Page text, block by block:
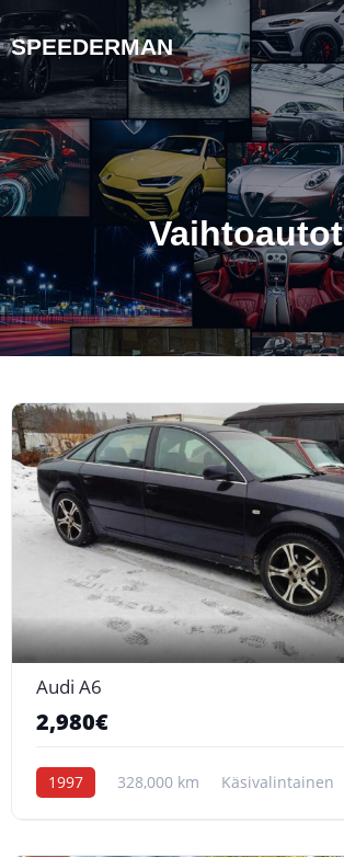
SPEEDERMAN
Vaihtoautot
Audi A6
2,980€
1997 328,000 km Käsivalintainen